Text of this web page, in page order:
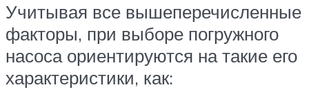
Учитывая все вышеперечисленные
факторы, при выборе погружного
насоса ориентируются на такие его
характеристики, как: